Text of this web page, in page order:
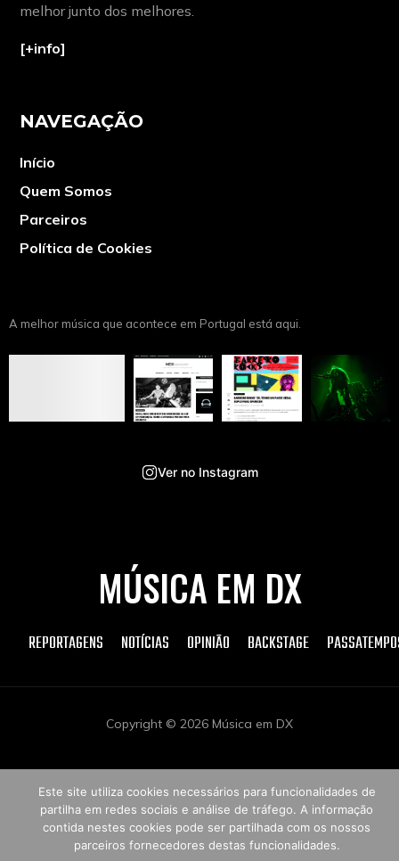
melhor junto dos melhores.
[+info]
NAVEGAÇÃO
Início
Quem Somos
Parceiros
Política de Cookies
A melhor música que acontece em Portugal está aqui.
Ver no Instagram
MÚSICA EM DX
REPORTAGENS NOTÍCIAS OPINIÃO BACKSTAGE
Copyright © 2026 Música em DX
Este site utiliza cookies necessários para funcionalidades de
partilha em redes sociais e análise de tráfego. A informação
contida nestes cookies pode ser partilhada com os nossos
parceiros fornecedores destas funcionalidades.